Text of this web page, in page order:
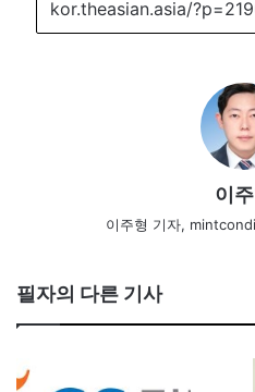
이
이주형 기자,
필자의 다른 기사